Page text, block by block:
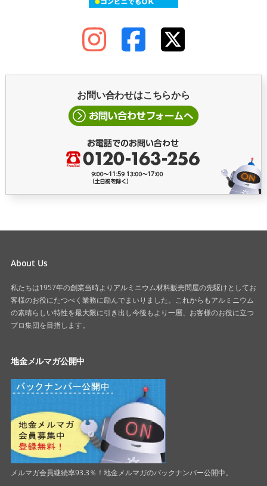
お問い合わせはこちらから
About Us
私たちは1957年の創業当時よりアルミニウム材料販売問屋の先駆けとしてお
客様のお役にたつべく業務に励んでまいりました。これからもアルミニウム
の素晴らしい特性を最大限に引き出し今後もより一層、お客様のお役に立つ
プロ集団を目指します。
地金メルマガ公開中
メルマガ会員継続率93.3％！地金メルマガのバックナンバー公開中。